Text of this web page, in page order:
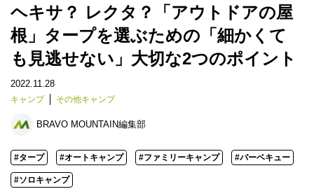
ヘキサ？ レクタ？「アウトドアの屋
根」タープを選ぶための「細かくて
も見逃せない」大切な2つのポイント
2022.11.28
キャンプ その他キャンプ
BRAVO MOUNTAIN編集部
#タープ #オートキャンプ #ファミリーキャンプ #バーベキュー
#ソロキャンプ